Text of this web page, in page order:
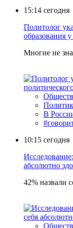
15:14 сегодня
Политолог
образования
Многие не
В
10:15 сегодня
абсолютно
42% назвали